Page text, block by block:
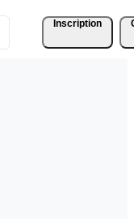
Inscription